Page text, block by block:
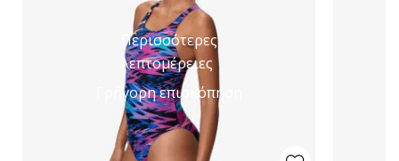
Περισσότερες
λεπτομέρειες
Γρήγορη επισκόπηση